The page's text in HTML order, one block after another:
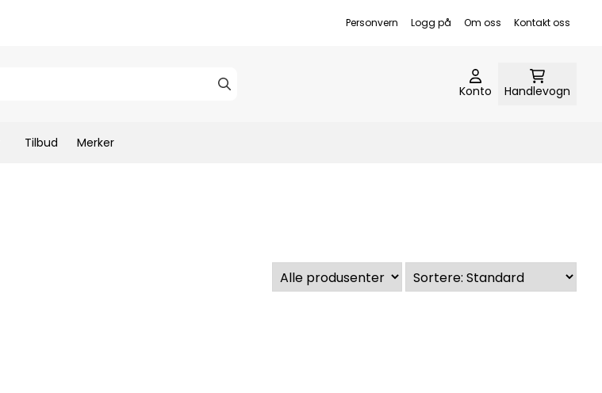
Personvern Logg på Om oss Kontakt oss
Konto Handlevogn
Tilbud Merker